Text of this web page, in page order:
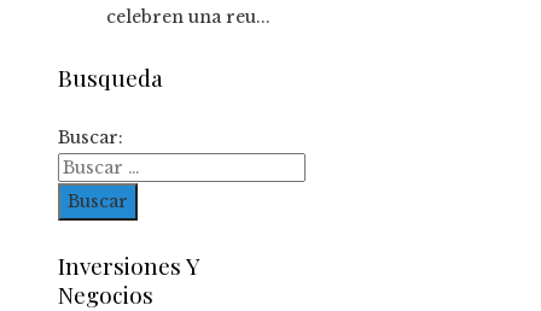
celebren una reu...
Busqueda
Buscar:
Inversiones Y
Negocios